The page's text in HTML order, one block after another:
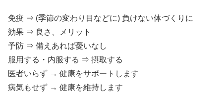
免疫 ⇒ (季節の変わり目などに) 負けない体づくりに
効果 ⇒ 良さ、メリット
予防 ⇒ 備えあれば憂いなし
服用する・内服する ⇒ 摂取する
医者いらず → 健康をサポートします
病気もせず → 健康を維持します